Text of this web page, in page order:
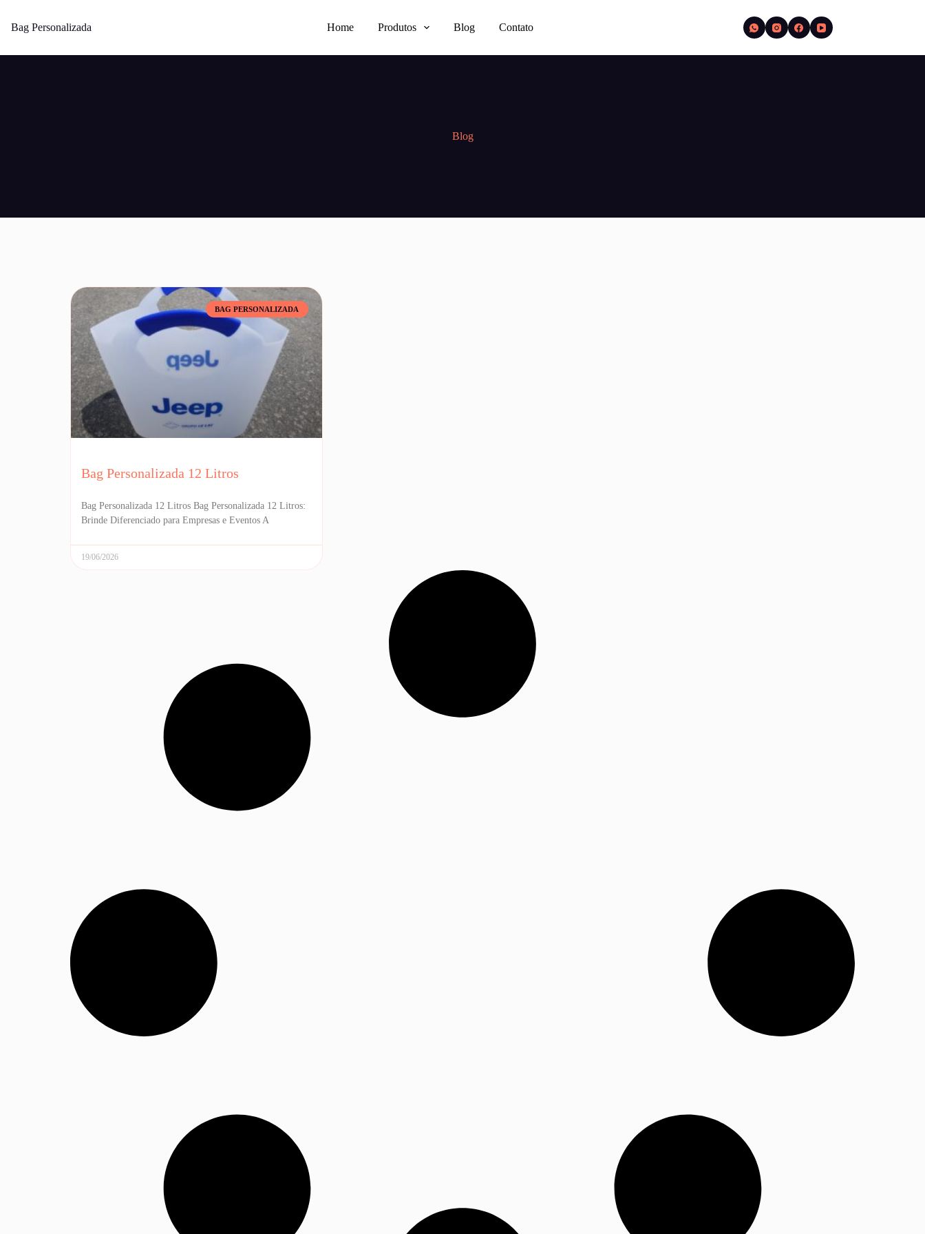
Bag Personalizada Home Produtos Blog Contato
Blog
BAG PERSONALIZADA
Bag Personalizada 12 Litros
Bag Personalizada 12 Litros Bag Personalizada 12 Litros:
Brinde Diferenciado para Empresas e Eventos A
19/06/2026